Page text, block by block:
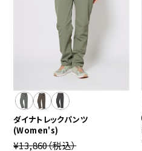
ダイナトレックパンツ
(Women's)
¥13,860（税込）